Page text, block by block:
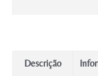
Descrição